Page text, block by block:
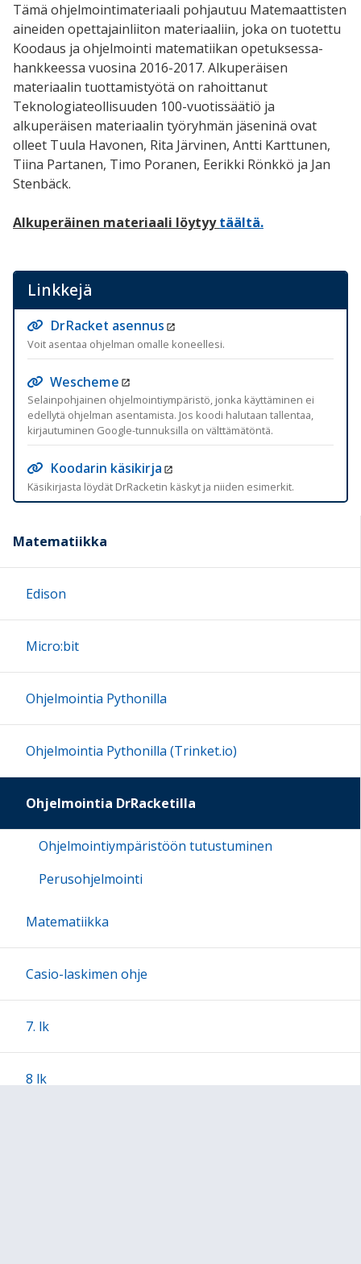
Tämä ohjelmointimateriaali pohjautuu Matemaattisten
aineiden opettajainliiton materiaaliin, joka on tuotettu
Koodaus ja ohjelmointi matematiikan opetuksessa-
hankkeessa vuosina 2016-2017. Alkuperäisen
materiaalin tuottamistyötä on rahoittanut
Teknologiateollisuuden 100-vuotissäätiö ja
alkuperäisen materiaalin työryhmän jäseninä ovat
olleet Tuula Havonen, Rita Järvinen, Antti Karttunen,
Tiina Partanen, Timo Poranen, Eerikki Rönkkö ja Jan
Stenbäck.
Alkuperäinen materiaali löytyytäältä.
Linkkejä
DrRacket asennus
Voit asentaa ohjelman omalle koneellesi.
Wescheme
Selainpohjainen ohjelmointiympäristö, jonka käyttäminen ei
edellytä ohjelman asentamista. Jos koodi halutaan tallentaa,
kirjautuminen Google-tunnuksilla on välttämätöntä.
Koodarin käsikirja
Käsikirjasta löydät DrRacketin käskyt ja niiden esimerkit.
Matematiikka
Edison
Micro:bit
Ohjelmointia Pythonilla
Ohjelmointia Pythonilla (Trinket.io)
Ohjelmointia DrRacketilla
Ohjelmointiympäristöön tutustuminen
Perusohjelmointi
Matematiikka
Casio-laskimen ohje
7. lk
8 lk